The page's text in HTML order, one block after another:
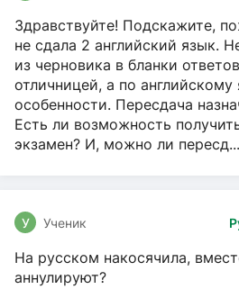
Здравствуйте! Подскажите,
не сдала 2 английский язык.
из черновика в бланки
отличницей, а по английскому
особенности. Пересдача
Есть ли возможность
экзамен? И, можно ли пересд...
У Ученик
На русском накосячила,
аннулируют?